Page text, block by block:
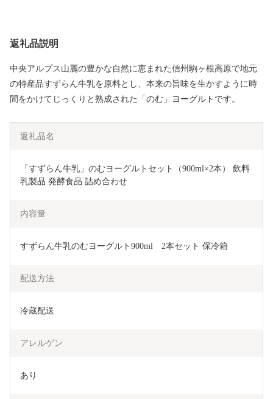
返礼品説明
中央アルプス山麗の豊かな自然に恵まれた信州駒ヶ根高原で地元
の特産品すずらん牛乳を原料とし、本来の旨味を生かすように時
間をかけてじっくりと熟成された「のむ」ヨーグルトです。
返礼品名
「すずらん牛乳」のむヨーグルトセット（900ml×2本） 飲料
乳製品 発酵食品 詰め合わせ
内容量
すずらん牛乳のむヨーグルト900ml　2本セット 保冷箱
配送方法
冷蔵配送
アレルゲン
あり